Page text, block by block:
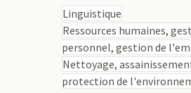
Linguistique
Ressources humaines,
personnel, gestion de
Nettoyage,
protection de